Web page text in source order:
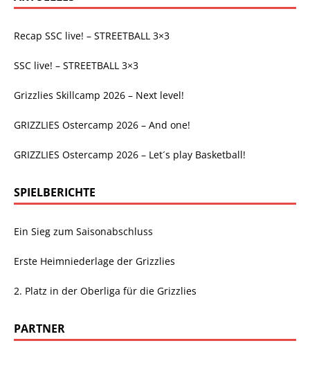
Recap SSC live! – STREETBALL 3×3
SSC live! – STREETBALL 3×3
Grizzlies Skillcamp 2026 – Next level!
GRIZZLIES Ostercamp 2026 – And one!
GRIZZLIES Ostercamp 2026 – Let´s play Basketball!
SPIELBERICHTE
Ein Sieg zum Saisonabschluss
Erste Heimniederlage der Grizzlies
2. Platz in der Oberliga für die Grizzlies
PARTNER